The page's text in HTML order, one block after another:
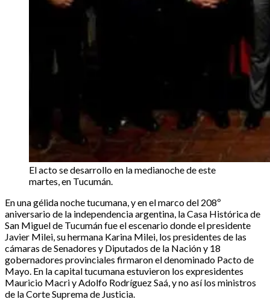
El acto se desarrollo en la medianoche de este
martes, en Tucumán.
En una gélida noche tucumana, y en el marco del 208º
aniversario de la independencia argentina, la Casa Histórica de
San Miguel de Tucumán fue el escenario donde el presidente
Javier Milei, su hermana Karina Milei, los presidentes de las
cámaras de Senadores y Diputados de la Nación y 18
gobernadores provinciales firmaron el denominado Pacto de
Mayo. En la capital tucumana estuvieron los expresidentes
Mauricio Macri y Adolfo Rodríguez Saá, y no así los ministros
de la Corte Suprema de Justicia.